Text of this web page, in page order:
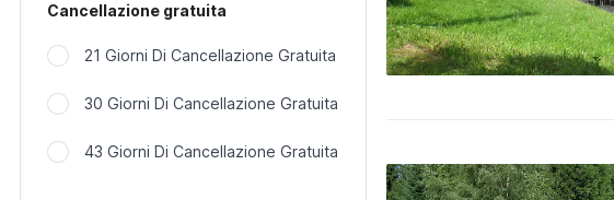
Cancellazione gratuita
21 Giorni Di Cancellazione Gratuita
30 Giorni Di Cancellazione Gratuita
43 Giorni Di Cancellazione Gratuita